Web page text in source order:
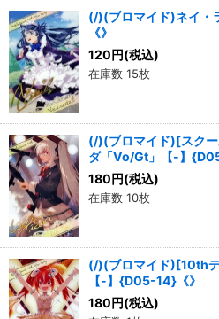
(/)(ブロマイド)ネイ
《》
120 円(税込)
在庫数 15枚
(/)(ブロマイド)[スク
ダ「Vo/Gt」【-】
180 円(税込)
在庫数 10枚
(/)(ブロマイド)[10th
【-】{D05-14}《》
180 円(税込)